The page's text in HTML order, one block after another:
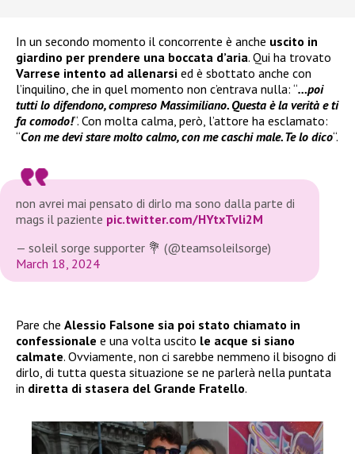
In un secondo momento il concorrente è anche uscito in
giardino per prendere una boccata d’aria. Qui ha trovato
Varrese intento ad allenarsi ed è sbottato anche con
l’inquilino, che in quel momento non c’entrava nulla: “…poi
tutti lo difendono, compreso Massimiliano. Questa è la verità e ti
fa comodo!“. Con molta calma, però, l’attore ha esclamato:
“Con me devi stare molto calmo, con me caschi male. Te lo dico“.
non avrei mai pensato di dirlo ma sono dalla parte di
mags il paziente pic.twitter.com/HYtxTvli2M
— soleil sorge supporter 💐 (@teamsoleilsorge)
March 18, 2024
Pare che Alessio Falsone sia poi stato chiamato in
confessionale e una volta uscito le acque si siano
calmate. Ovviamente, non ci sarebbe nemmeno il bisogno di
dirlo, di tutta questa situazione se ne parlerà nella puntata
in diretta di stasera del Grande Fratello.